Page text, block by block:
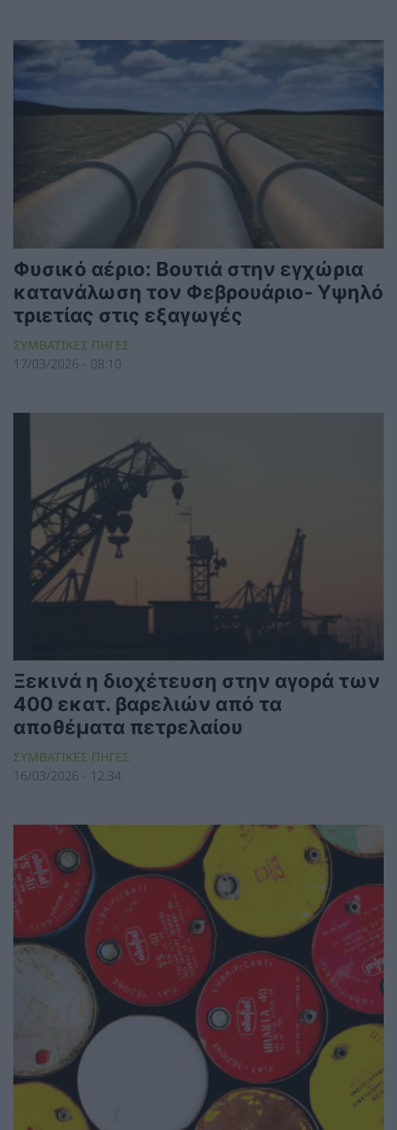
Φυσικό αέριο: Βουτιά στην εγχώρια
κατανάλωση τον Φεβρουάριο- Υψηλό
τριετίας στις εξαγωγές
ΣΥΜΒΑΤΙΚΕΣ ΠΗΓΕΣ
17/03/2026 - 08:10
Ξεκινά η διοχέτευση στην αγορά των
400 εκατ. βαρελιών από τα
αποθέματα πετρελαίου
ΣΥΜΒΑΤΙΚΕΣ ΠΗΓΕΣ
16/03/2026 - 12:34